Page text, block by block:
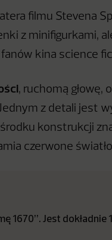
filmu Stevena
z minifigurkami,
fanów kina science
, ruchomą głowę,
z detali jest
konstrukcji
czerwone
1670”. Jest dokładnie